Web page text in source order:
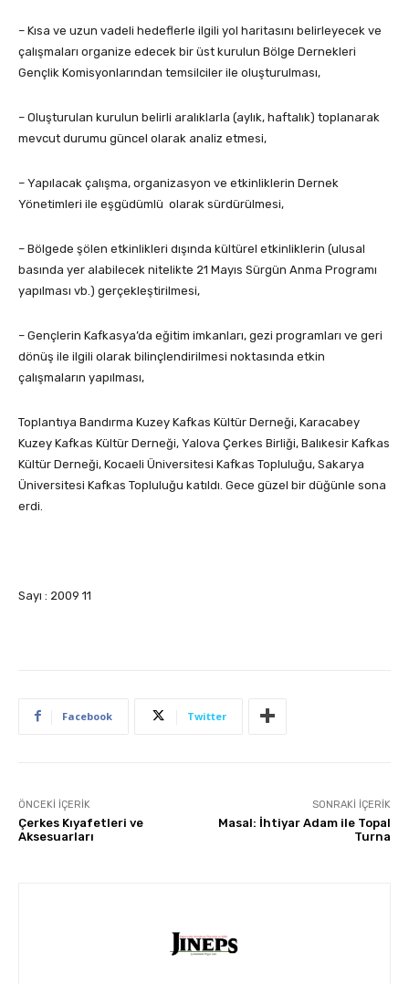
– Kısa ve uzun vadeli hedeflerle ilgili yol haritasını belirleyecek ve
çalışmaları organize edecek bir üst kurulun Bölge Dernekleri
Gençlik Komisyonlarından temsilciler ile oluşturulması,
– Oluşturulan kurulun belirli aralıklarla (aylık, haftalık) toplanarak
mevcut durumu güncel olarak analiz etmesi,
– Yapılacak çalışma, organizasyon ve etkinliklerin Dernek
Yönetimleri ile eşgüdümlü olarak sürdürülmesi,
– Bölgede şölen etkinlikleri dışında kültürel etkinliklerin (ulusal
basında yer alabilecek nitelikte 21 Mayıs Sürgün Anma Programı
yapılması vb.) gerçekleştirilmesi,
– Gençlerin Kafkasya’da eğitim imkanları, gezi programları ve geri
dönüş ile ilgili olarak bilinçlendirilmesi noktasında etkin
çalışmaların yapılması,
Toplantıya Bandırma Kuzey Kafkas Kültür Derneği, Karacabey
Kuzey Kafkas Kültür Derneği, Yalova Çerkes Birliği, Balıkesir Kafkas
Kültür Derneği, Kocaeli Üniversitesi Kafkas Topluluğu, Sakarya
Üniversitesi Kafkas Topluluğu katıldı. Gece güzel bir düğünle sona
erdi.
Sayı : 2009 11
Facebook Twitter
ÖNCEKI İÇERIK
Çerkes Kıyafetleri ve
Aksesuarları
SONRAKI İÇERIK
Masal: İhtiyar Adam ile Topal
Turna